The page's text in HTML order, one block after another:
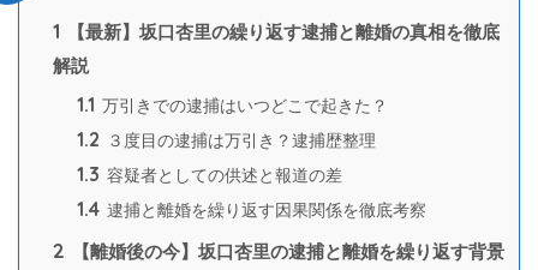
1
【最新】坂口杏里の繰り返す逮捕と離婚の真相を徹底
解説
1.1 万引きでの逮捕はいつどこで起きた？
1.2 ３度目の逮捕は万引き？逮捕歴整理
1.3 容疑者としての供述と報道の差
1.4 逮捕と離婚を繰り返す因果関係を徹底考察
2
【離婚後の今】坂口杏里の逮捕と離婚を繰り返す背景